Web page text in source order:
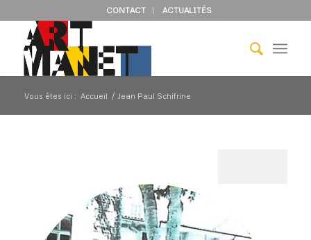
CONTACT ACTUALITÉS
Vous êtes ici : Accueil / Jean Paul Schifrine